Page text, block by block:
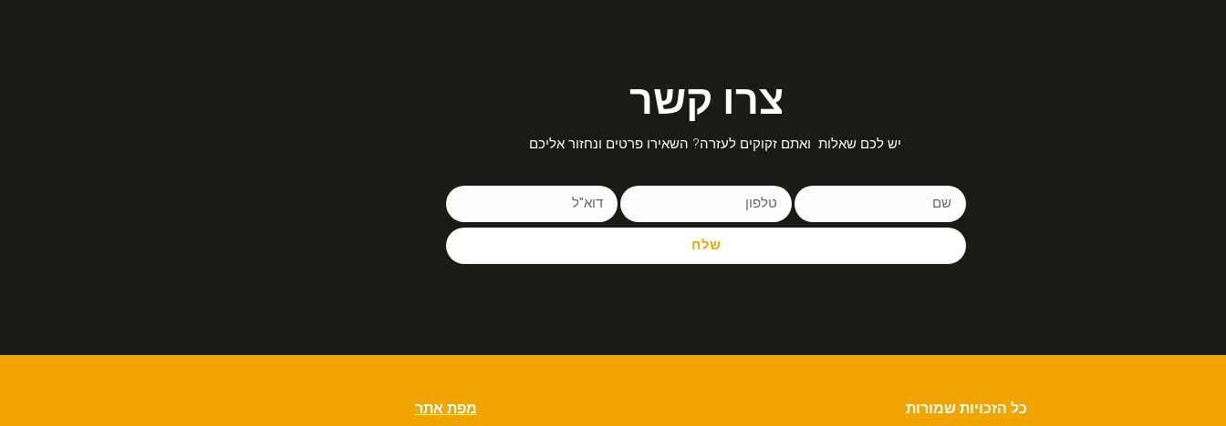
צרו קשר
יש לכם שאלות ואתם זקוקים לעזרה? השאירו פרטים ונחזור אליכם
שלח
כל הזכויות שמורות מפת אתר